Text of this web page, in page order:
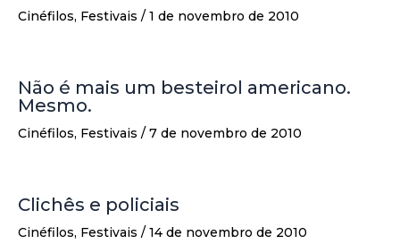
Cinéfilos, Festivais / 1 de novembro de 2010
Não é mais um besteirol americano.
Mesmo.
Cinéfilos, Festivais / 7 de novembro de 2010
Clichês e policiais
Cinéfilos, Festivais / 14 de novembro de 2010